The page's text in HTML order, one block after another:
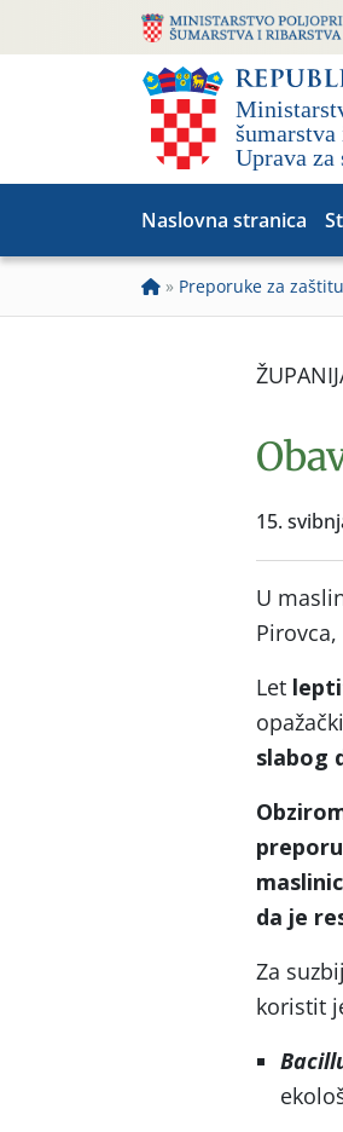
Naslovna stranica
» Preporuke za
15.
U
Let
slabog
da je
Za
koristit